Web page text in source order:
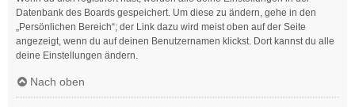
Datenbank des Boards gespeichert. Um diese zu ändern, gehe in den
„Persönlichen Bereich“; der Link dazu wird meist oben auf der Seite
angezeigt, wenn du auf deinen Benutzernamen klickst. Dort kannst du alle
deine Einstellungen ändern.
Nach oben